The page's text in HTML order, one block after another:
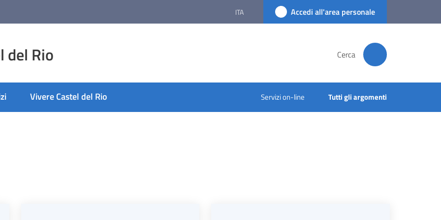
ITA Accedi all'area personale
del Rio Cerca
Vivere Castel del Rio Servizi on-line Tutti gli argomenti